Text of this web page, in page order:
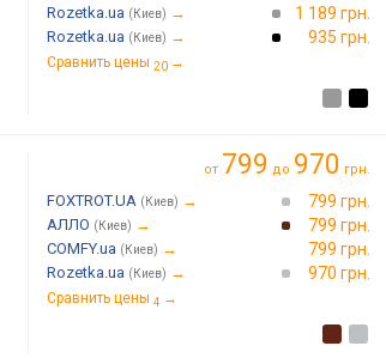
Rozetka.ua (Киев) → 1 189 грн.
Rozetka.ua (Киев) → 935 грн.
Сравнить цены 20 →
от 799 до 970 грн.
FOXTROT.UA (Киев) → 799 грн.
АЛЛО (Киев) → 799 грн.
COMFY.ua (Киев) → 799 грн.
Rozetka.ua (Киев) → 970 грн.
Сравнить цены 4 →